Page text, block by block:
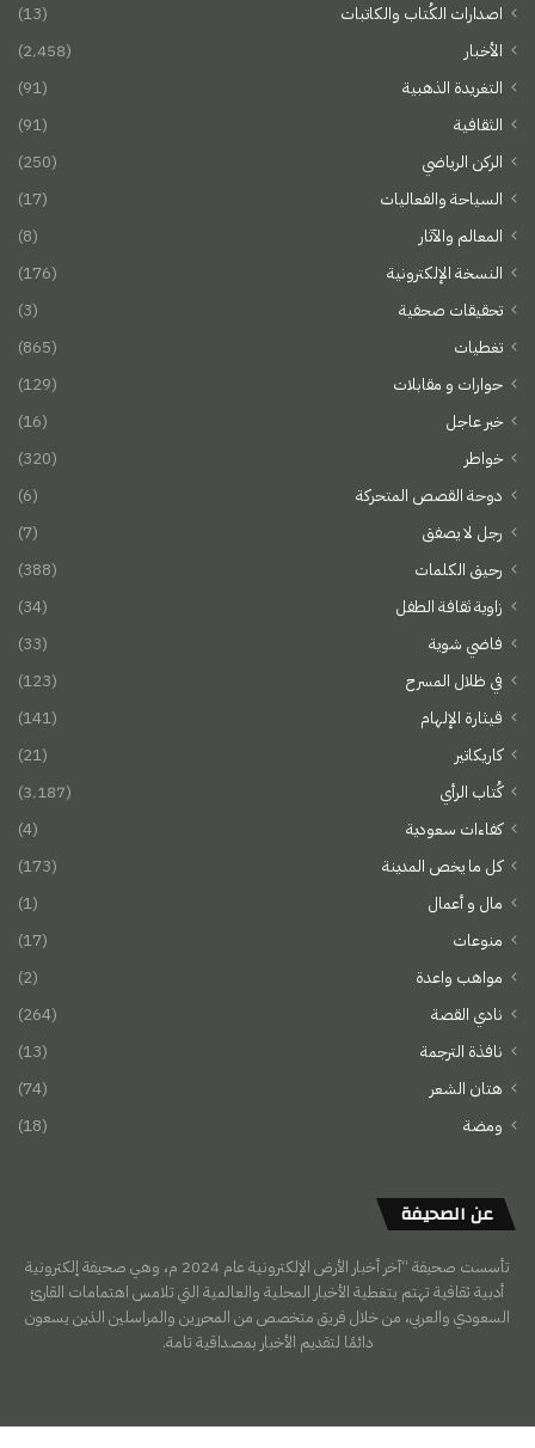
اصدارات الكُتاب والكاتبات
(13)
الأخبار
(2٬458)
التغريدة الذهبية
(91)
الثقافية
(91)
الركن الرياضي
(250)
السياحة والفعاليات
(17)
المعالم والآثار
(8)
النسخة الإلكترونية
(176)
تحقيقات صحفية
(3)
تغطيات
(865)
حوارات و مقابلات
(129)
خبر عاجل
(16)
خواطر
(320)
دوحة القصص المتحركة
(6)
رجل لا يصفق
(7)
رحيق الكلمات
(388)
زاوية ثقافة الطفل
(34)
فاضي شوية
(33)
في ظلال المسرح
(123)
قيثارة الإلهام
(141)
كاريكاتير
(21)
كُتاب الرأي
(3٬187)
كفاءات سعودية
(4)
كل ما يخص المدينة
(173)
مال و أعمال
(1)
منوعات
(17)
مواهب واعدة
(2)
نادي القصة
(264)
نافذة الترجمة
(13)
هتان الشعر
(74)
ومضة
(18)
عن الصحيفة
تأسست صحيفة “آخر أخبار الأرض الإلكترونية عام 2024 م، وهي صحيفة إلكترونية
أدبية ثقافية تهتم بتغطية الأخبار المحلية والعالمية التي تلامس اهتمامات القارئ
السعودي والعربي، من خلال فريق متخصص من المحررين والمراسلين الذين يسعون
دائمًا لتقديم الأخبار بمصداقية تامة.